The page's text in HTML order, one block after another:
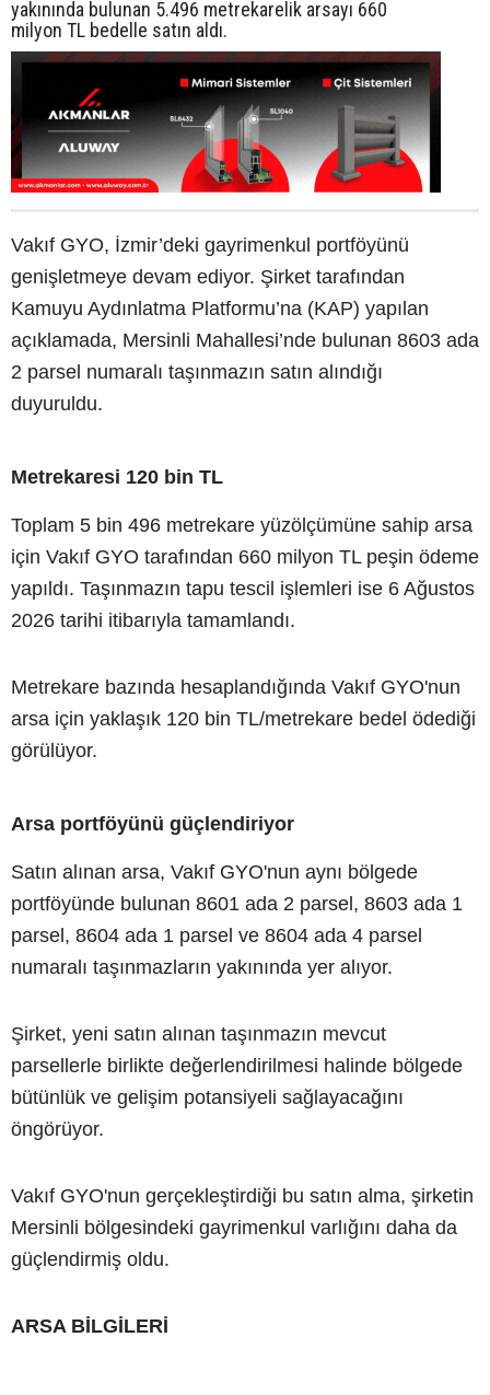
yakınında bulunan 5.496 metrekarelik arsayı 660
milyon TL bedelle satın aldı.
Vakıf GYO, İzmir’deki gayrimenkul portföyünü
genişletmeye devam ediyor. Şirket tarafından
Kamuyu Aydınlatma Platformu’na (KAP) yapılan
açıklamada, Mersinli Mahallesi’nde bulunan 8603 ada
2 parsel numaralı taşınmazın satın alındığı
duyuruldu.
Metrekaresi 120 bin TL
Toplam 5 bin 496 metrekare yüzölçümüne sahip arsa
için Vakıf GYO tarafından 660 milyon TL peşin ödeme
yapıldı. Taşınmazın tapu tescil işlemleri ise 6 Ağustos
2026 tarihi itibarıyla tamamlandı.
Metrekare bazında hesaplandığında Vakıf GYO'nun
arsa için yaklaşık 120 bin TL/metrekare bedel ödediği
görülüyor.
Arsa portföyünü güçlendiriyor
Satın alınan arsa, Vakıf GYO'nun aynı bölgede
portföyünde bulunan 8601 ada 2 parsel, 8603 ada 1
parsel, 8604 ada 1 parsel ve 8604 ada 4 parsel
numaralı taşınmazların yakınında yer alıyor.
Şirket, yeni satın alınan taşınmazın mevcut
parsellerle birlikte değerlendirilmesi halinde bölgede
bütünlük ve gelişim potansiyeli sağlayacağını
öngörüyor.
Vakıf GYO'nun gerçekleştirdiği bu satın alma, şirketin
Mersinli bölgesindeki gayrimenkul varlığını daha da
güçlendirmiş oldu.
ARSA BİLGİLERİ